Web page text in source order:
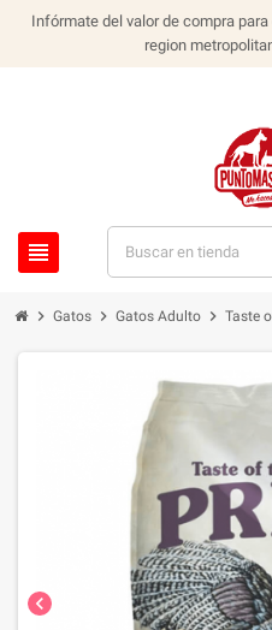
Infórmate del valor de compra
region
view_headline
chevron_right Gatos chevron_right Gatos Adulto chevron_right Taste
chevron_left